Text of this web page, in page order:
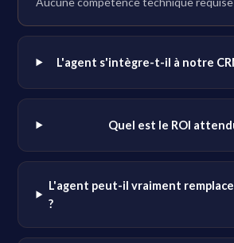
L'agent s'intègre-t-il à notre
Quel est le ROI
L'agent peut-il vraiment
?